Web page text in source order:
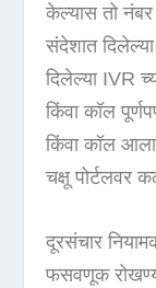
केल्यास तो
संदेशात
दिलेल्या IVR
किंवा कॉल
किंवा कॉल आला
चक्षू पोर्टलवर
दूरसंचार
फसवणूक